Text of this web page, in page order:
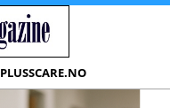
PLUSSCARE.NO